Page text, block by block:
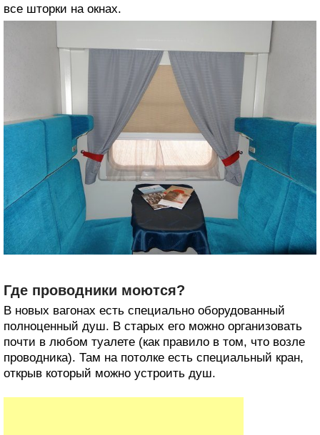
все шторки на окнах.
Где проводники моются?
В новых вагонах есть специально оборудованный
полноценный душ. В старых его можно организовать
почти в любом туалете (как правило в том, что возле
проводника). Там на потолке есть специальный кран,
открыв который можно устроить душ.